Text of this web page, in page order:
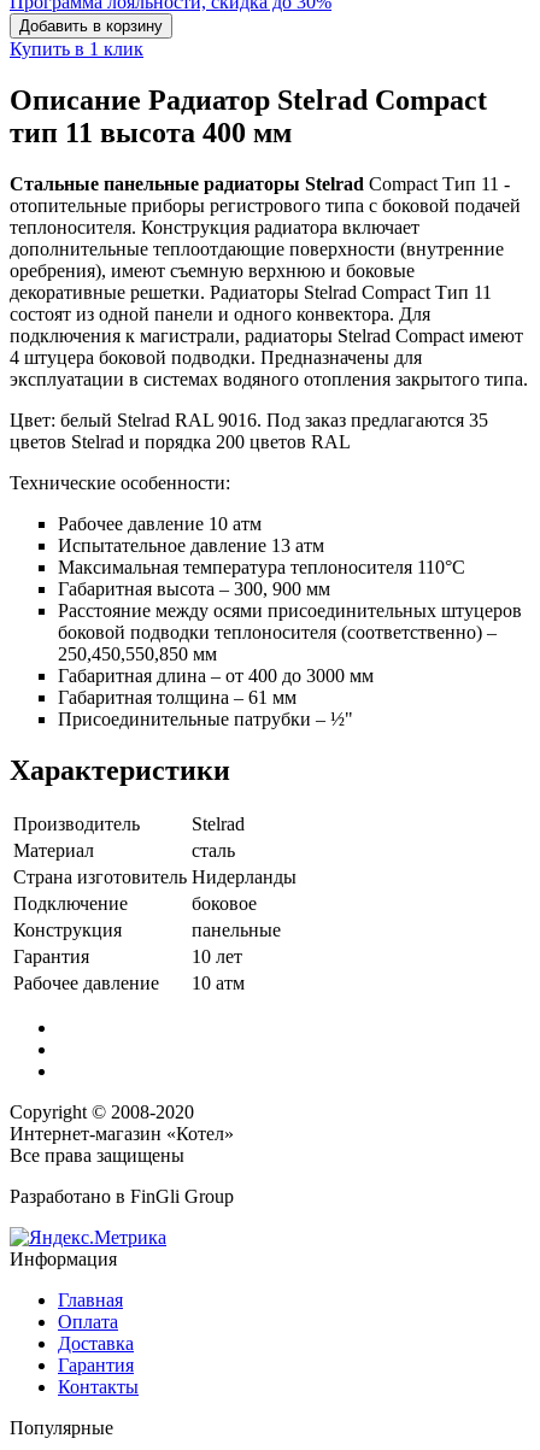
Добавить в корзину
Купить в 1 клик
Описание Радиатор Stelrad Compact
тип 11 высота 400 мм
Стальные панельные радиаторы Stelrad Compact Тип 11 -
отопительные приборы регистрового типа с боковой подачей
теплоносителя. Конструкция радиатора включает
дополнительные теплоотдающие поверхности (внутренние
оребрения), имеют съемную верхнюю и боковые
декоративные решетки. Радиаторы Stelrad Compact Тип 11
состоят из одной панели и одного конвектора. Для
подключения к магистрали, радиаторы Stelrad Compact имеют
4 штуцера боковой подводки. Предназначены для
эксплуатации в системах водяного отопления закрытого типа.
Цвет: белый Stelrad RAL 9016. Под заказ предлагаются 35
цветов Stelrad и порядка 200 цветов RAL
Технические особенности:
Рабочее давление 10 атм
Испытательное давление 13 атм
Максимальная температура теплоносителя 110°С
Габаритная высота – 300, 900 мм
Расстояние между осями присоединительных штуцеров
боковой подводки теплоносителя (соответственно) –
250,450,550,850 мм
Габаритная длина – от 400 до 3000 мм
Габаритная толщина – 61 мм
Присоединительные патрубки – ½"
Характеристики
Производитель
Stelrad
Материал
сталь
Страна изготовитель Нидерланды
Подключение
боковое
Конструкция
панельные
Гарантия
10 лет
Рабочее давление
10 атм
Copyright © 2008-2020
Интернет-магазин «Котел»
Все права защищены
Разработано в FinGli Group
Информация
Главная
Оплата
Доставка
Гарантия
Контакты
Популярные